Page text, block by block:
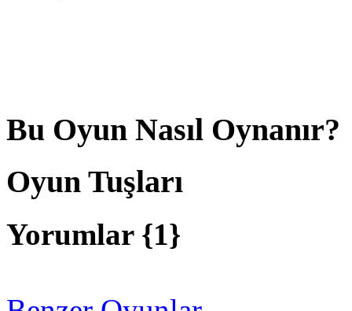
Bu Oyun Nasıl Oynanır?
Oyun Tuşları
Yorumlar {1}